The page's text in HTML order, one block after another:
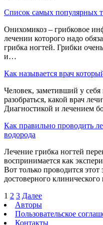
Список самых популярных
Онихомикоз – грибковое
лечении которого надо
грибка ногтей. Грибки
и…
Как называется врач
Человек, заметивший у
разобраться, какой врач
Диагностикой и лечением
Как правильно проводить
водорода
Лечение грибка ногтей
воспринимается как
Вот только проводится
достоверного
1 2 3 Далее
Авторы
Пользовательское
Контакты